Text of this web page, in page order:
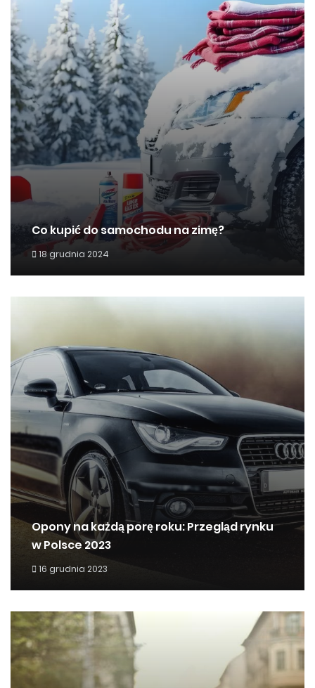
Co kupić do samochodu na zimę?
18 grudnia 2024
Opony na każdą porę roku: Przegląd rynku
w Polsce 2023
16 grudnia 2023